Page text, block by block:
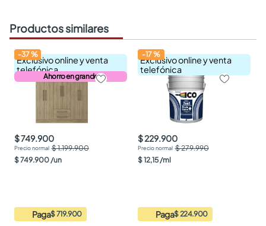
Productos similares
Exclusivo online y venta
telefónica
Ahorro en grande
-37%
$ 749.900
$ 1.199.900
$749.900 /un
Paga$ 719.900
Exclusivo online y venta
telefónica
-17%
$ 229.900
$ 279.990
$12,15 /ml
Paga$ 224.900